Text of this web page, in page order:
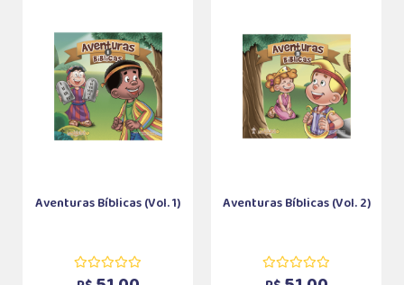
Aventuras Bíblicas (Vol. 1) Aventuras Bíblicas (Vol. 2)